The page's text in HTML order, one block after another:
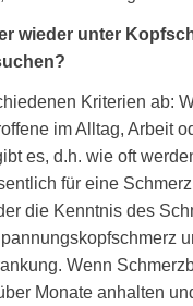
wieder unter
Kriterien ab:
im Alltag, Arbeit
es, d.h. wie oft
für eine
die Kenntnis des
Wenn
Monate anhalten